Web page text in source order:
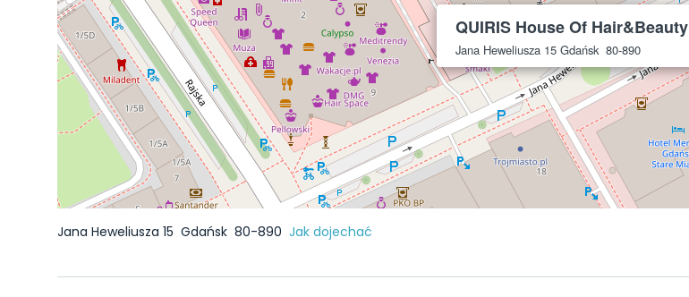
QUIRIS House Of Hair&Beauty
Jana Heweliusza 15 Gdańsk 80-890
Jana Heweliusza 15 Gdańsk 80-890 Jak dojechać